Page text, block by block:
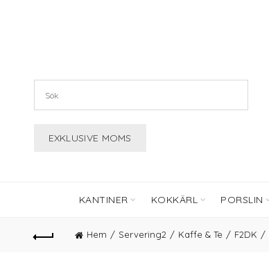
KANTINER KOKKÄRL PORSLIN
Hem Servering2 Kaffe & Te F2DK